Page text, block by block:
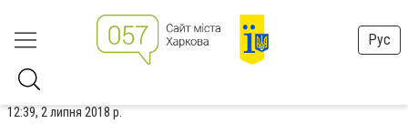
Рус
12:39, 2 липня 2018 р.